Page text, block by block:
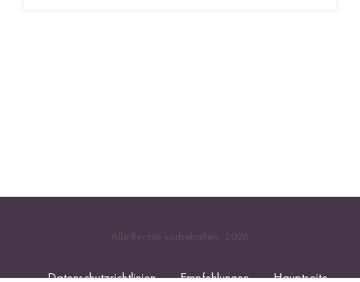
Alle Rechte vorbehalten, 2026
Datenschutzrichtlinien Empfehlungen Hauptseite